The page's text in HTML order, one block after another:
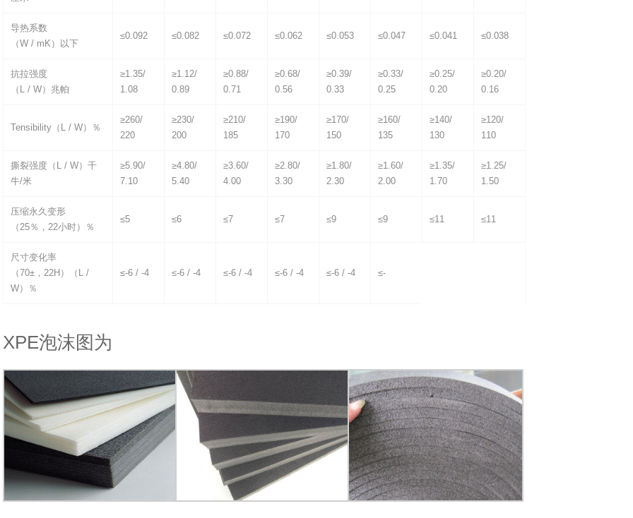
导热系数
（W / mK）以下
≤0.092 ≤0.082 ≤0.072 ≤0.062 ≤0.053 ≤0.047 ≤0.041 ≤0.038
抗拉强度
（L / W）兆帕
≥1.35/
1.08
≥1.12/
0.89
≥0.88/
0.71
≥0.68/
0.56
≥0.39/
0.33
≥0.33/
0.25
≥0.25/
0.20
≥0.20/
0.16
Tensibility（L / W）％
≥260/
220
≥230/
200
≥210/
185
≥190/
170
≥170/
150
≥160/
135
≥140/
130
≥120/
110
撕裂强度（L / W）千
牛/米
≥5.90/
7.10
≥4.80/
5.40
≥3.60/
4.00
≥2.80/
3.30
≥1.80/
2.30
≥1.60/
2.00
≥1.35/
1.70
≥1.25/
1.50
压缩永久变形
（25％，22小时）％
≤5 ≤6 ≤7 ≤7 ≤9 ≤9 ≤11 ≤11
尺寸变化率
（70±，22H）（L /
W）％
≤-6 / -4 ≤-6 / -4 ≤-6 / -4 ≤-6 / -4 ≤-6 / -4 ≤-
XPE泡沫图为